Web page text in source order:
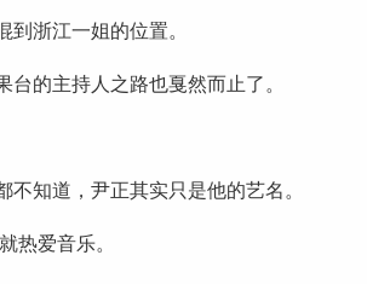
浙江一姐的位置。
的主持人之路也戛然而止了。
知道，尹正其实只是他的艺名。
热爱音乐。